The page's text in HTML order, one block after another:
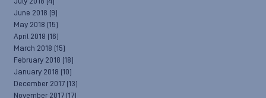
June 2018 (9)
May 2018 (15)
April 2018 (16)
March 2018 (15)
February 2018 (18)
January 2018 (10)
December 2017 (13)
November 2017 (17)